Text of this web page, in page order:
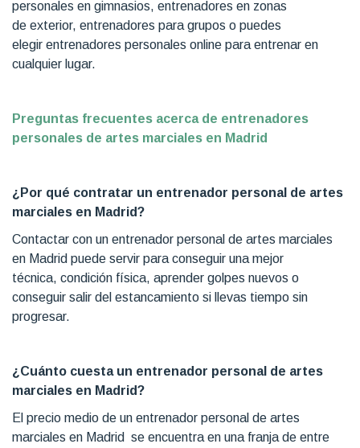
personales en gimnasios, entrenadores en zonas
de exterior, entrenadores para grupos o puedes
elegir entrenadores personales online para entrenar en
cualquier lugar.
Preguntas frecuentes acerca de entrenadores
personales de artes marciales en Madrid
¿Por qué contratar un entrenador personal de artes
marciales en Madrid?
Contactar con un entrenador personal de artes marciales
en Madrid puede servir para conseguir una mejor
técnica, condición física, aprender golpes nuevos o
conseguir salir del estancamiento si llevas tiempo sin
progresar.
¿Cuánto cuesta un entrenador personal de artes
marciales en Madrid?
El precio medio de un entrenador personal de artes
marciales en Madrid se encuentra en una franja de entre